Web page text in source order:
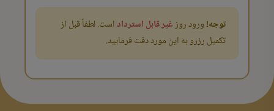
توجه!ورود روزغیر قابل استرداداست. لطفاً قبل از
تکمیل رزرو به این مورد دقت فرمایید.